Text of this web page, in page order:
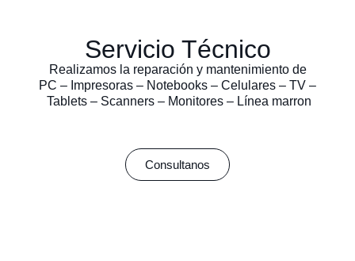
Servicio Técnico
Realizamos la reparación y mantenimiento de
PC – Impresoras – Notebooks – Celulares – TV –
Tablets – Scanners – Monitores – Línea marron
Consultanos